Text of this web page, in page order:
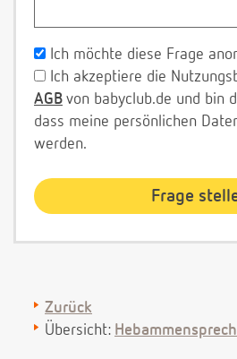
Ich möchte diese Frage
Ich akzeptiere die
AGB von babyclub.de und bin
dass meine persönlichen
werden.
Zurück
Übersicht: